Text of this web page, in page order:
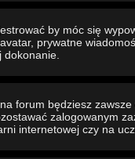
by móc się
prywatne
forum będziesz
zalogowanym
internetowej czy na